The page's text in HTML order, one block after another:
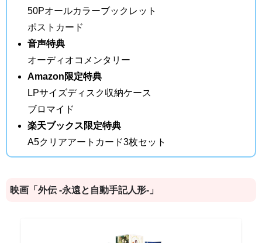
50Pオールカラーブックレット
ポストカード
音声特典
オーディオコメンタリー
Amazon限定特典
LPサイズディスク収納ケース
ブロマイド
楽天ブックス限定特典
A5クリアアートカード3枚セット
映画「外伝 -永遠と自動手記人形-」